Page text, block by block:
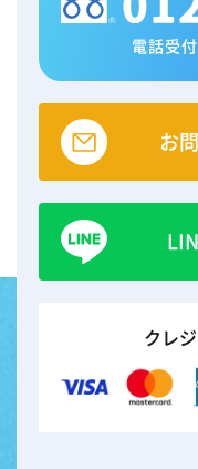
電話受
お
クレ